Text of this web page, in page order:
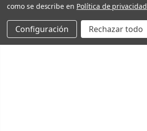
como se describe en Política de privacidad
Configuración Rechazar todo